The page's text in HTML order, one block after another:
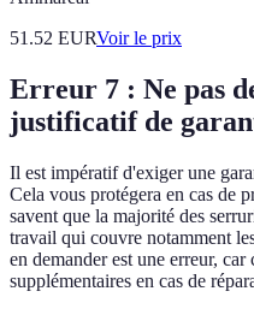
51.52 EURVoir le prix
Erreur 7 : Ne pas
justificatif de
Il est impératif d'exiger une
Cela vous protégera en cas de
savent que la majorité des
travail qui couvre notamment
en demander est une erreur,
supplémentaires en cas de